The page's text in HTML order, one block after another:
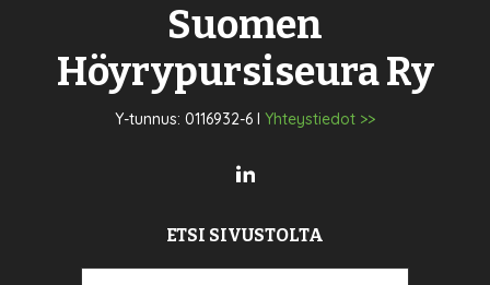
Suomen
Höyrypursiseura Ry
Y-tunnus: 0116932-6 I Yhteystiedot >>
ETSI SIVUSTOLTA